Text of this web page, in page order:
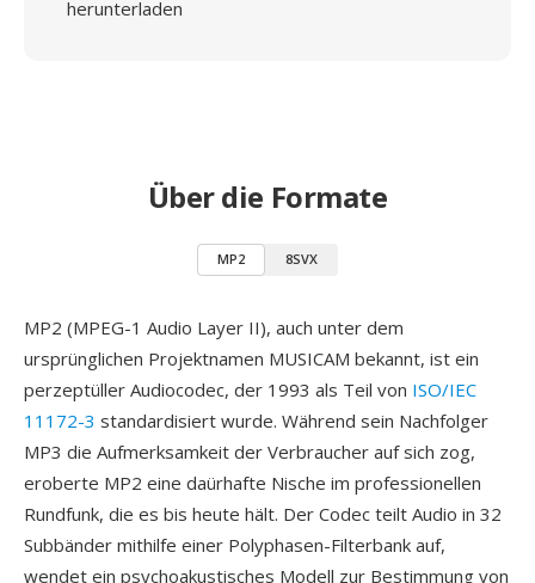
herunterladen
Über die Formate
MP2 8SVX
MP2 (MPEG-1 Audio Layer II), auch unter dem
ursprünglichen Projektnamen MUSICAM bekannt, ist ein
perzeptüller Audiocodec, der 1993 als Teil von ISO/IEC
11172-3 standardisiert wurde. Während sein Nachfolger
MP3 die Aufmerksamkeit der Verbraucher auf sich zog,
eroberte MP2 eine daürhafte Nische im professionellen
Rundfunk, die es bis heute hält. Der Codec teilt Audio in 32
Subbänder mithilfe einer Polyphasen-Filterbank auf,
wendet ein psychoakustisches Modell zur Bestimmung von